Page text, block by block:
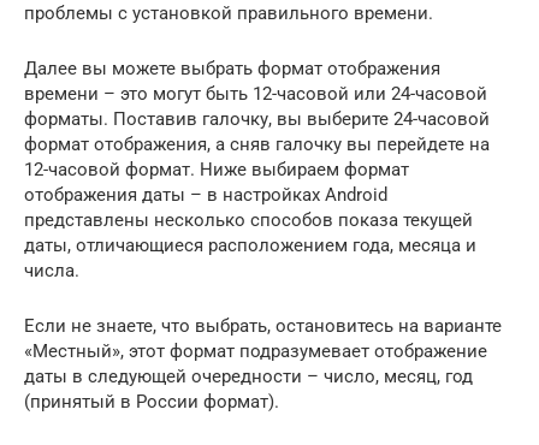
проблемы с установкой правильного времени.
Далее вы можете выбрать формат отображения
времени – это могут быть 12-часовой или 24-часовой
форматы. Поставив галочку, вы выберите 24-часовой
формат отображения, а сняв галочку вы перейдете на
12-часовой формат. Ниже выбираем формат
отображения даты – в настройках Android
представлены несколько способов показа текущей
даты, отличающиеся расположением года, месяца и
числа.
Если не знаете, что выбрать, остановитесь на варианте
«Местный», этот формат подразумевает отображение
даты в следующей очередности – число, месяц, год
(принятый в России формат).